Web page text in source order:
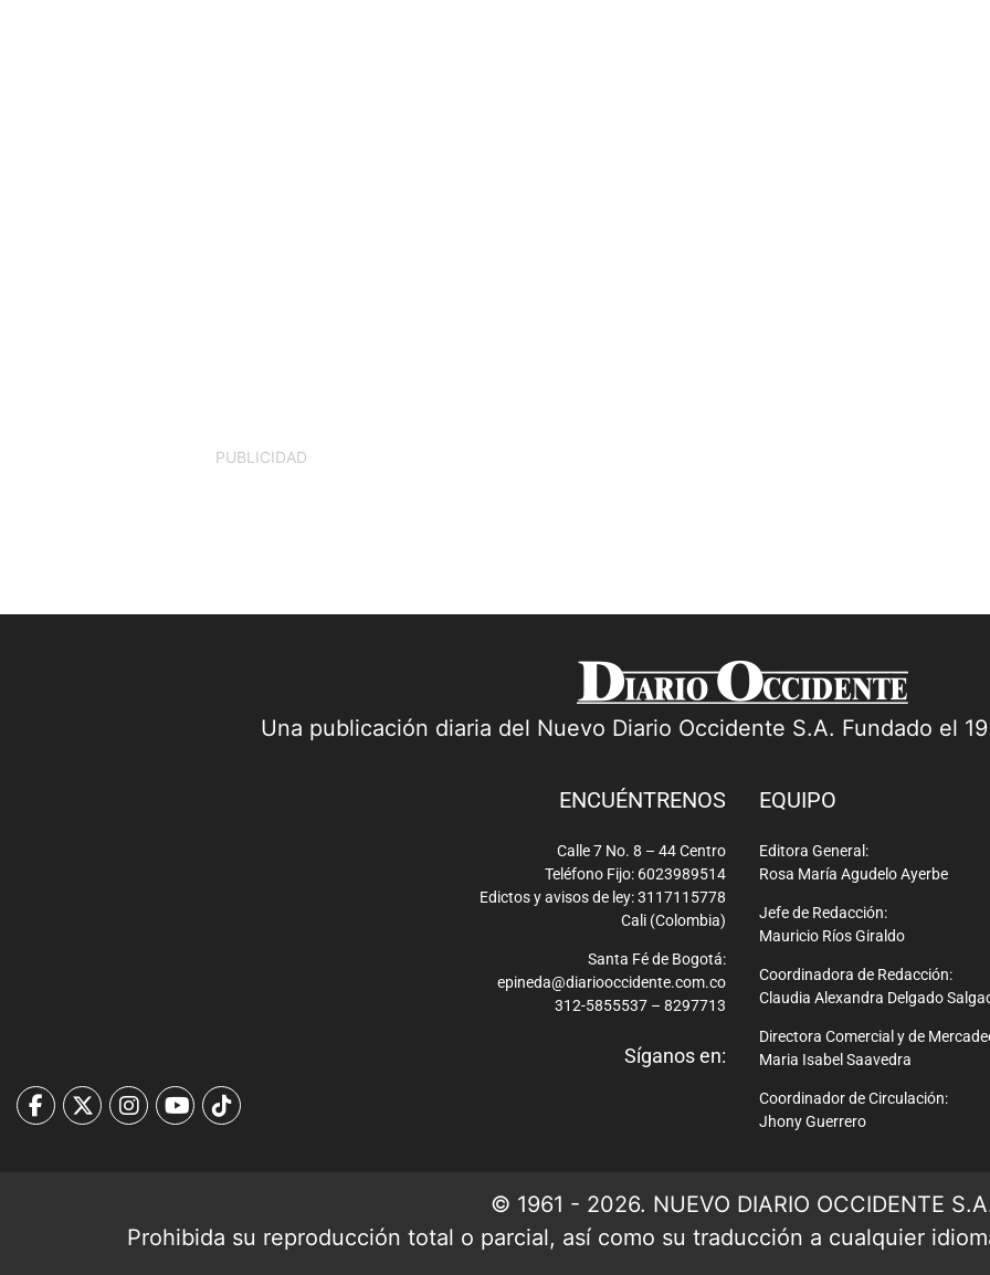
PUBLICIDAD
Una publicación diaria del Nuevo Diario Occidente S.A. Fundado el
ENCUÉNTRENOS
Calle 7 No. 8 – 44 Centro
Teléfono Fijo: 6023989514
Edictos y avisos de ley: 3117115778
Cali (Colombia)
Santa Fé de Bogotá:
epineda@diariooccidente.com.co
312-5855537 – 8297713
Síganos en:
EQUIPO
Editora General:
Rosa María Agudelo Ayerbe
Jefe de Redacción:
Mauricio Ríos Giraldo
Coordinadora de Redacción:
Claudia Alexandra Delgado
Directora Comercial y de
Maria Isabel Saavedra
Coordinador de Circulación:
Jhony Guerrero
© 1961 - 2026. NUEVO DIARIO OCCIDENTE
Prohibida su reproducción total o parcial, así como su traducción a cualquier